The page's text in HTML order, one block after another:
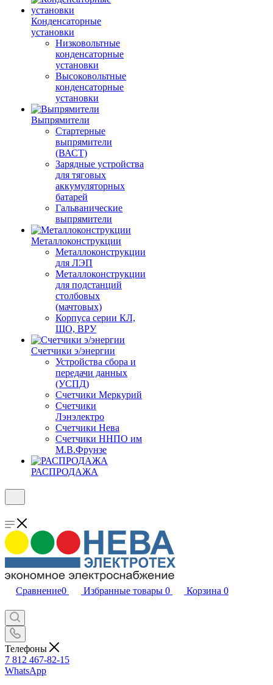
Конденсаторные
установки
Низковольтные
конденсаторные
установки
Высоковольтные
конденсаторные
установки
Выпрямители
Стартерные
выпрямители
(ВАСТ)
Зарядные устройства
для тяговых
аккумуляторных
батарей
Гальванические
выпрямители
Металлоконструкции
Металлоконструкции
для ЛЭП
Металлоконструкции
для подстанций
столбовых
(мачтовых)
Корпуса серии КЛ,
ЩО, ВРУ
Счетчики э/энергии
Устройства сбора и
передачи данных
(УСПД)
Счетчики Меркурий
Счетчики
Лэнэлектро
Счетчики Нева
Счетчики ННПО им
М.В.Фрунзе
РАСПРОДАЖА
Сравнение0 Избранные товары 0 Корзина 0
Телефоны
7 812 467-82-15
WhatsApp